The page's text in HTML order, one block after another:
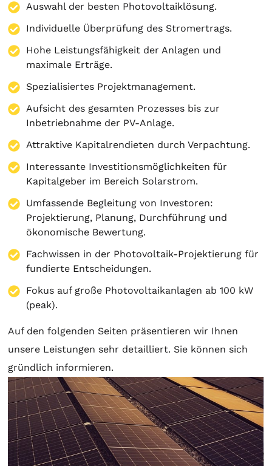
Auswahl der besten Photovoltaiklösung.
Individuelle Überprüfung des Stromertrags.
Hohe Leistungsfähigkeit der Anlagen und
maximale Erträge.
Spezialisiertes Projektmanagement.
Aufsicht des gesamten Prozesses bis zur
Inbetriebnahme der PV-Anlage.
Attraktive Kapitalrendieten durch Verpachtung.
Interessante Investitionsmöglichkeiten für
Kapitalgeber im Bereich Solarstrom.
Umfassende Begleitung von Investoren:
Projektierung, Planung, Durchführung und
ökonomische Bewertung.
Fachwissen in der Photovoltaik-Projektierung für
fundierte Entscheidungen.
Fokus auf große Photovoltaikanlagen ab 100 kW
(peak).
Auf den folgenden Seiten präsentieren wir Ihnen
unsere Leistungen sehr detailliert. Sie können sich
gründlich informieren.